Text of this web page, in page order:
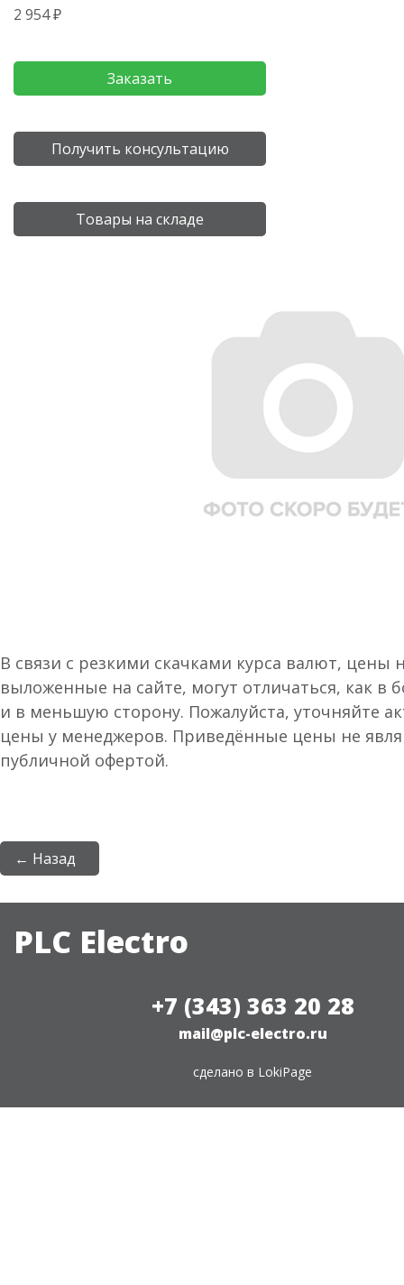
2 954 ₽
Заказать
Получить консультацию
Товары на складе
В связи с резкими скачками курса валют, цены
выложенные на сайте, могут отличаться, как в
и в меньшую сторону. Пожалуйста, уточняйте
цены у менеджеров. Приведённые цены не
публичной офертой.
← Назад
PLC Electro
+7 (343) 363 20 28
mail@plc-electro.ru
сделано в LokiPage